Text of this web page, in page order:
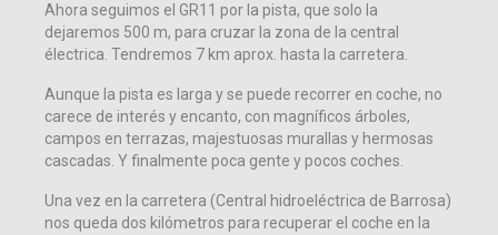
Ahora seguimos el GR11 por la pista, que solo la
dejaremos 500 m, para cruzar la zona de la central
électrica. Tendremos 7 km aprox. hasta la carretera.
Aunque la pista es larga y se puede recorrer en coche, no
carece de interés y encanto, con magníficos árboles,
campos en terrazas, majestuosas murallas y hermosas
cascadas. Y finalmente poca gente y pocos coches.
Una vez en la carretera (Central hidroeléctrica de Barrosa)
nos queda dos kilómetros para recuperar el coche en la